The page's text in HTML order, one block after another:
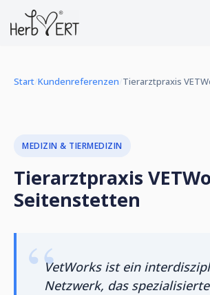
Zum
Start/Kundenreferenzen/Tierarztpraxis
MEDIZIN & TIERMEDIZIN
Tierarztpraxis
Seitenstetten
VetWorks ist ein
Netzwerk, das spezialisierte